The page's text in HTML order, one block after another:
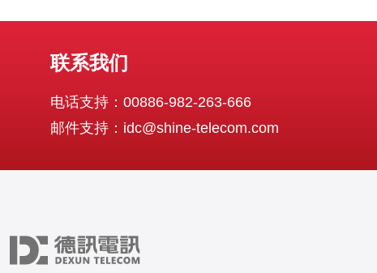
联系我们
电话支持：00886-982-263-666
邮件支持：idc@shine-telecom.com